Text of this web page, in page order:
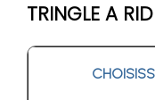
TRINGLE A